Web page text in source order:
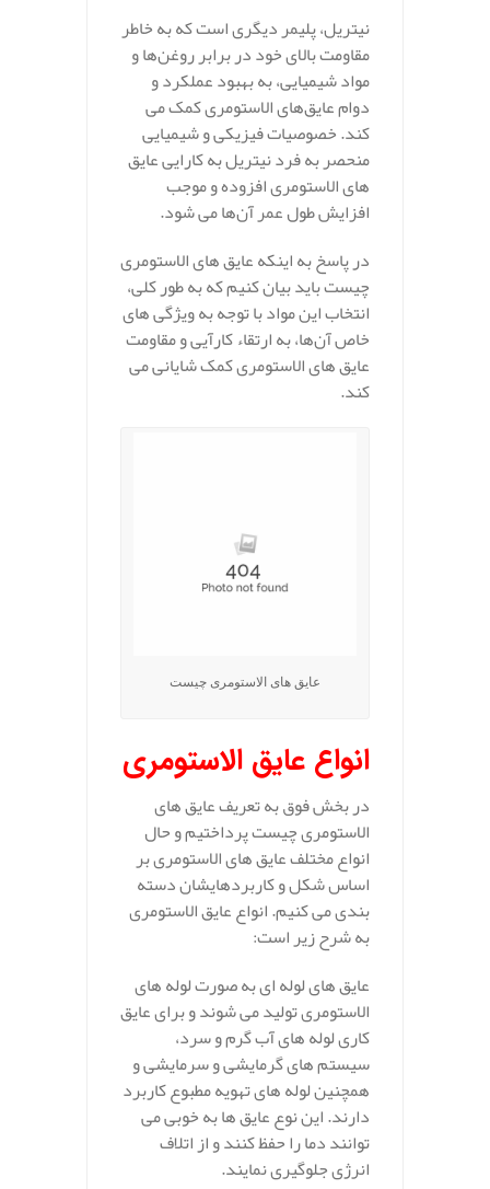
نیتریل، پلیمر دیگری است که به خاطر
مقاومت بالای خود در برابر روغن‌ها و
مواد شیمیایی، به بهبود عملکرد و
دوام عایق‌های الاستومری کمک می‌
کند. خصوصیات فیزیکی و شیمیایی
منحصر به فرد نیتریل به کارایی عایق‌
های الاستومری افزوده و موجب
افزایش طول عمر آن‌ها می‌ شود.
در پاسخ به اینکه عایق های الاستومری
چیست باید بیان کنیم که به طور کلی،
انتخاب این مواد با توجه به ویژگی‌ های
خاص آن‌ها، به ارتقاء کارآیی و مقاومت
عایق‌ های الاستومری کمک شایانی می‌
کند.
عایق های الاستومری چیست
انواع عایق الاستومری
در بخش فوق به تعریف عایق های
الاستومری چیست پرداختیم و حال
انواع مختلف عایق‌ های الاستومری بر
اساس شکل و کاربردهایشان دسته‌
بندی می کنیم. انواع عایق الاستومری
به شرح زیر است:
عایق‌ های لوله‌ ای به صورت لوله‌ های
الاستومری تولید می‌ شوند و برای عایق‌
کاری لوله‌ های آب گرم و سرد،
سیستم‌ های گرمایشی و سرمایشی و
همچنین لوله‌ های تهویه مطبوع کاربرد
دارند. این نوع عایق‌ ها به خوبی می
توانند دما را حفظ کنند و از اتلاف
انرژی جلوگیری نمایند.